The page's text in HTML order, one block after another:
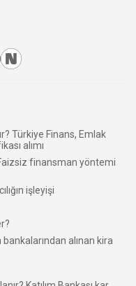
Türkiye Finans, Emlak
alımı
finansman yöntemi
işleyişi
alınan kira